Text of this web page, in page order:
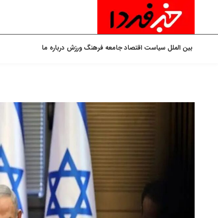
بین الملل سیاست اقتصادجامعه فرهنگورزش درباره ما